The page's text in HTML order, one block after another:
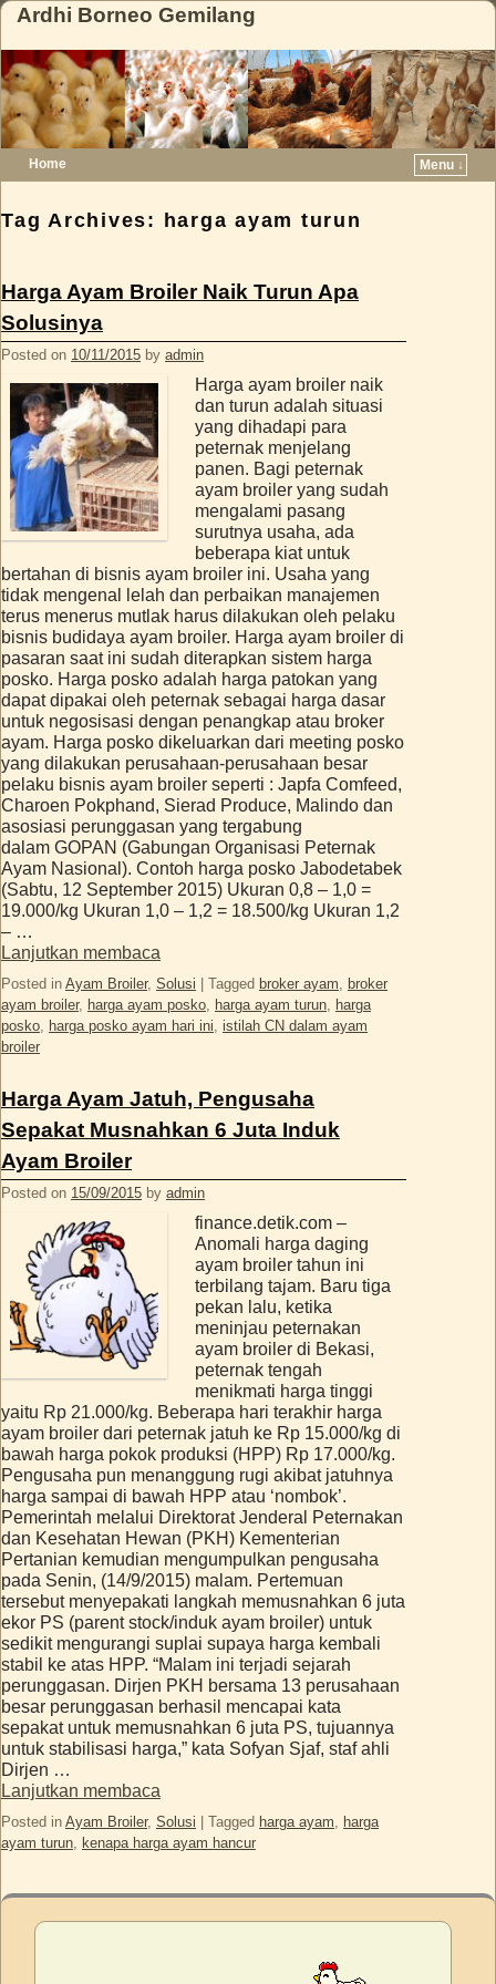
Ardhi Borneo Gemilang
Home
Menu ↓
Tag Archives: harga ayam turun
Harga Ayam Broiler Naik Turun Apa
Solusinya
Posted on 10/11/2015 by admin
Harga ayam broiler naik
dan turun adalah situasi
yang dihadapi para
peternak menjelang
panen. Bagi peternak
ayam broiler yang sudah
mengalami pasang
surutnya usaha, ada
beberapa kiat untuk
bertahan di bisnis ayam broiler ini. Usaha yang
tidak mengenal lelah dan perbaikan manajemen
terus menerus mutlak harus dilakukan oleh pelaku
bisnis budidaya ayam broiler. Harga ayam broiler di
pasaran saat ini sudah diterapkan sistem harga
posko. Harga posko adalah harga patokan yang
dapat dipakai oleh peternak sebagai harga dasar
untuk negosisasi dengan penangkap atau broker
ayam. Harga posko dikeluarkan dari meeting posko
yang dilakukan perusahaan-perusahaan besar
pelaku bisnis ayam broiler seperti : Japfa Comfeed,
Charoen Pokphand, Sierad Produce, Malindo dan
asosiasi perunggasan yang tergabung
dalam GOPAN (Gabungan Organisasi Peternak
Ayam Nasional). Contoh harga posko Jabodetabek
(Sabtu, 12 September 2015) Ukuran 0,8 – 1,0 =
19.000/kg Ukuran 1,0 – 1,2 = 18.500/kg Ukuran 1,2
– …
Lanjutkan membaca
Posted in Ayam Broiler, Solusi Tagged broker ayam, broker
ayam broiler, harga ayam posko, harga ayam turun, harga
posko, harga posko ayam hari ini, istilah CN dalam ayam
broiler
Harga Ayam Jatuh, Pengusaha
Sepakat Musnahkan 6 Juta Induk
Ayam Broiler
Posted on 15/09/2015 by admin
finance.detik.com –
Anomali harga daging
ayam broiler tahun ini
terbilang tajam. Baru tiga
pekan lalu, ketika
meninjau peternakan
ayam broiler di Bekasi,
peternak tengah
menikmati harga tinggi
yaitu Rp 21.000/kg. Beberapa hari terakhir harga
ayam broiler dari peternak jatuh ke Rp 15.000/kg di
bawah harga pokok produksi (HPP) Rp 17.000/kg.
Pengusaha pun menanggung rugi akibat jatuhnya
harga sampai di bawah HPP atau ‘nombok’.
Pemerintah melalui Direktorat Jenderal Peternakan
dan Kesehatan Hewan (PKH) Kementerian
Pertanian kemudian mengumpulkan pengusaha
pada Senin, (14/9/2015) malam. Pertemuan
tersebut menyepakati langkah memusnahkan 6 juta
ekor PS (parent stock/induk ayam broiler) untuk
sedikit mengurangi suplai supaya harga kembali
stabil ke atas HPP. “Malam ini terjadi sejarah
perunggasan. Dirjen PKH bersama 13 perusahaan
besar perunggasan berhasil mencapai kata
sepakat untuk memusnahkan 6 juta PS, tujuannya
untuk stabilisasi harga,” kata Sofyan Sjaf, staf ahli
Dirjen …
Lanjutkan membaca
Posted in Ayam Broiler, Solusi Tagged harga ayam, harga
ayam turun, kenapa harga ayam hancur